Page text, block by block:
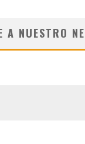
A NUESTRO